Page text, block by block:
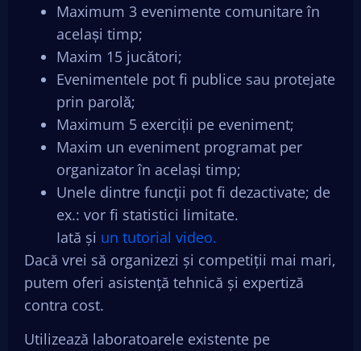
Maximum 3 evenimente comunitare în
același timp;
Maxim 15 jucători;
Evenimentele pot fi publice sau protejate
prin parolă;
Maximum 5 exerciții pe eveniment;
Maxim un eveniment programat per
organizator în același timp;
Unele dintre funcții pot fi dezactivate; de
ex.: vor fi statistici limitate.
Iată și un tutorial video.
Dacă vrei să organizezi și competiții mai mari,
putem oferi asistență tehnică și expertiză
contra cost.
Utilizează laboratoarele existente pe